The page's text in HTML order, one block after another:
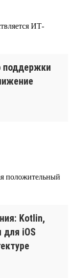
ИТ-
поддержки
положительный
Kotlin,
iOS